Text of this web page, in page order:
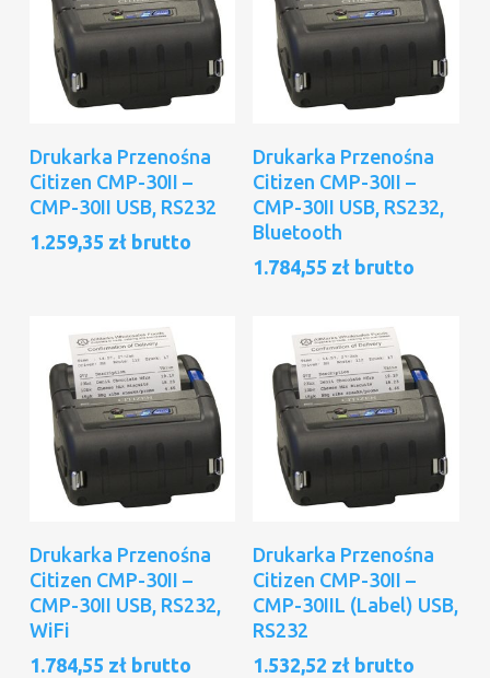
Dodaj Do Koszyka
Drukarka Przenośna
Citizen CMP-30II –
CMP-30II USB, RS232
1.259,35 zł brutto
Dodaj Do Koszyka
Drukarka Przenośna
Citizen CMP-30II –
CMP-30II USB, RS232,
Bluetooth
1.784,55 zł brutto
Dodaj Do Koszyka
Drukarka Przenośna
Citizen CMP-30II –
CMP-30II USB, RS232,
WiFi
1.784,55 zł brutto
Dodaj Do Koszyka
Drukarka Przenośna
Citizen CMP-30II –
CMP-30IIL (Label) USB,
RS232
1.532,52 zł brutto